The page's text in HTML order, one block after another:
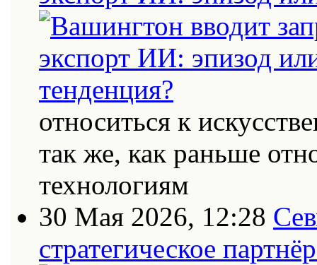
относиться к
так же, как раньше
технологиям
30 Мая 2026, 12:28
стратегическое